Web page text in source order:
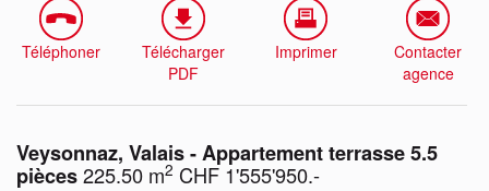
Téléphoner
Télécharger
PDF
Imprimer
Contacter
agence
Veysonnaz, Valais - Appartement terrasse 5.5
pièces225.50 m2 CHF 1'555'950.-